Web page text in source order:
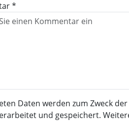
*
Daten werden zum Zweck
und gespeichert.